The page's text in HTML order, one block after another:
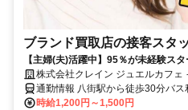
ブランド買取店の接客スタ
【主婦(夫)活躍中】95％が未経験ス
データ入力あり
株式会社クレイン ジュエルカフェ
通勤情報 八街駅から徒歩30分バス
時給1,200円～1,500円